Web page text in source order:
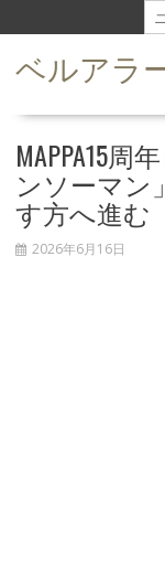
k
ベルアラ
MAPPA15
ンソーマン
す方へ進む
2026年6月16日